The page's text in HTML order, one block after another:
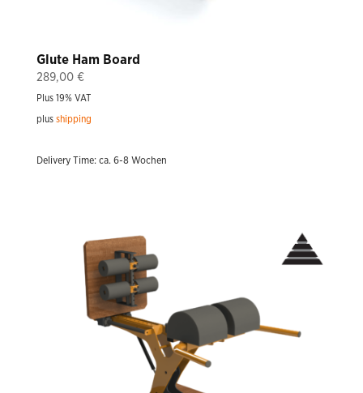
Glute Ham Board
289,00 €
Plus 19% VAT
plus shipping
Delivery Time: ca. 6-8 Wochen